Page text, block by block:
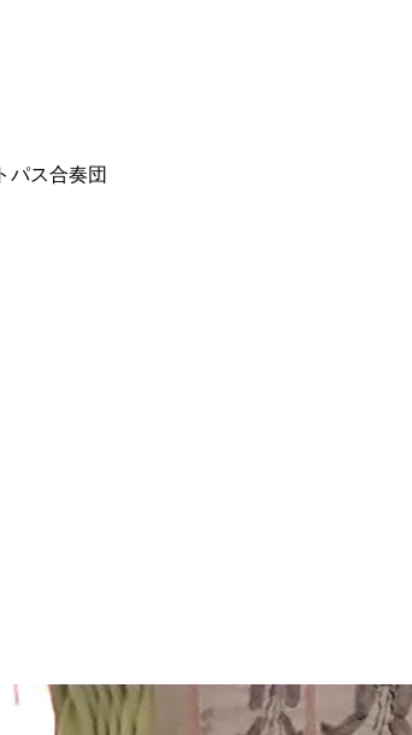
ス合奏団